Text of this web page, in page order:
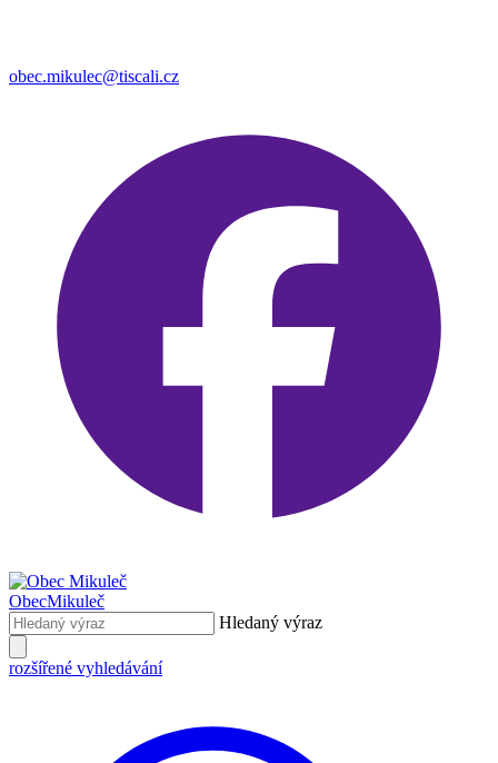
obec.mikulec@tiscali.cz
ObecMikuleč
Hledaný výraz
rozšířené vyhledávání